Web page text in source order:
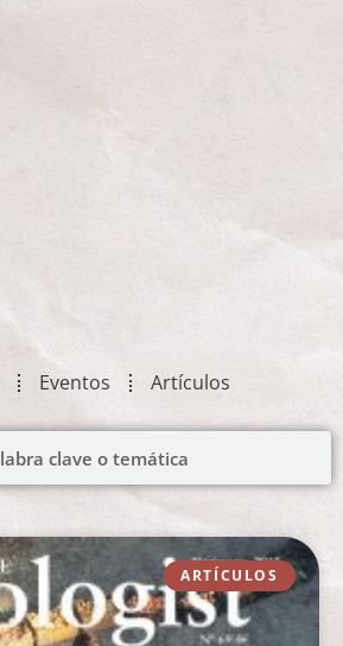
Eventos Artículos
ARTÍCULOS